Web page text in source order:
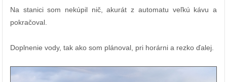
Na stanici som nekúpil nič, akurát z automatu veľkú kávu a
pokračoval.
Doplnenie vody, tak ako som plánoval, pri horárni a rezko ďalej.